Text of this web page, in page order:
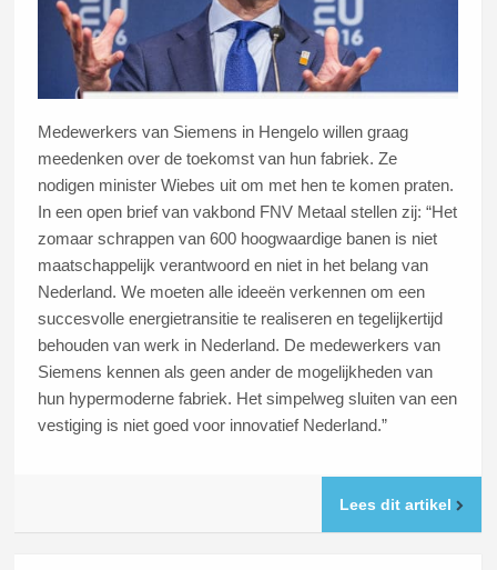
Medewerkers van Siemens in Hengelo willen graag
meedenken over de toekomst van hun fabriek. Ze
nodigen minister Wiebes uit om met hen te komen praten.
In een open brief van vakbond FNV Metaal stellen zij: “Het
zomaar schrappen van 600 hoogwaardige banen is niet
maatschappelijk verantwoord en niet in het belang van
Nederland. We moeten alle ideeën verkennen om een
succesvolle energietransitie te realiseren en tegelijkertijd
behouden van werk in Nederland. De medewerkers van
Siemens kennen als geen ander de mogelijkheden van
hun hypermoderne fabriek. Het simpelweg sluiten van een
vestiging is niet goed voor innovatief Nederland.”
Lees dit artikel